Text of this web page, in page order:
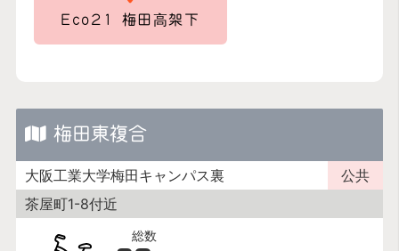
Eco21 梅田高架下
梅田東複合
大阪工業大学梅田キャンパス裏
公共
茶屋町1-8付近